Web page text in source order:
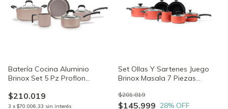
Batería Cocina Aluminio
Brinox Set 5 Pz Proflon
Champagne
$210.019
3 x $70.006,33 sin interés
Set Ollas Y Sartenes Juego
Brinox Masala 7 Piezas
$145.999
$201.819
28% OFF